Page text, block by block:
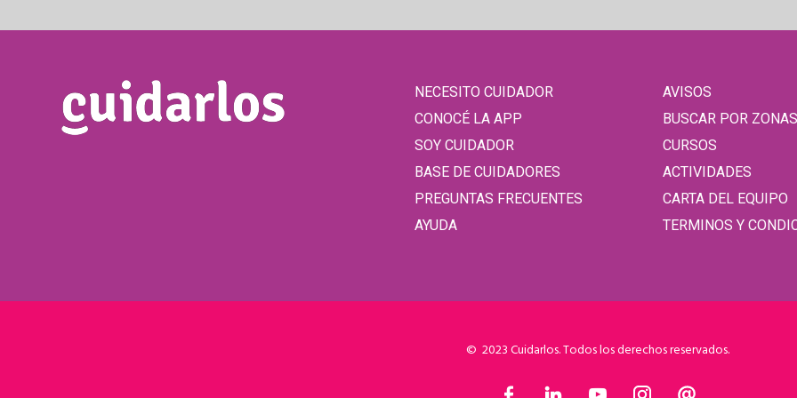
NECESITO CUIDADOR
CONOCÉ LA APP
SOY CUIDADOR
BASE DE CUIDADORES
PREGUNTAS FRECUENTES
AYUDA
AVISOS
BUSCAR POR ZONAS
CURSOS
ACTIVIDADES
CARTA DEL EQUIPO
TERMINOS Y
© 2023 Cuidarlos. Todos los derechos reservados.